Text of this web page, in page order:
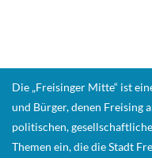
Die „Freisinger Mitte“ ist
und Bürger, denen Freising
politischen,
Themen ein, die die Stadt